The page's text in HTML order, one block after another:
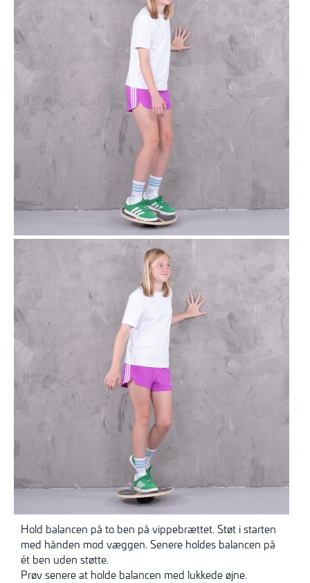
Hold balancen på to ben på vippebrættet. Støt i starten
med hånden mod væggen. Senere holdes balancen på
ét ben uden støtte.
Prøv senere at holde balancen med lukkede øjne.